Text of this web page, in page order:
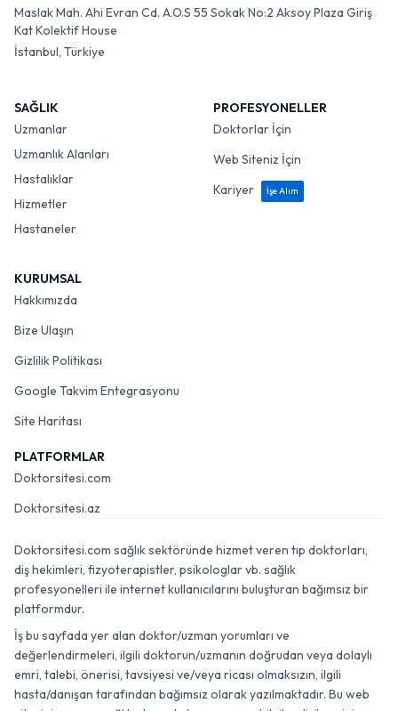
Maslak Mah. Ahi Evran Cd. A.O.S 55 Sokak No:2 Aksoy Plaza Giriş
Kat Kolektif House
İstanbul, Türkiye
SAĞLIK
Uzmanlar
Uzmanlık Alanları
Hastalıklar
Hizmetler
Hastaneler
PROFESYONELLER
Doktorlar İçin
Web Siteniz İçin
Kariyer
İşe Alım
KURUMSAL
Hakkımızda
Bize Ulaşın
Gizlilik Politikası
Google Takvim Entegrasyonu
Site Haritası
PLATFORMLAR
Doktorsitesi.com
Doktorsitesi.az
Doktorsitesi.com sağlık sektöründe hizmet veren tıp doktorları,
diş hekimleri, fizyoterapistler, psikologlar vb. sağlık
profesyonelleri ile internet kullanıcılarını buluşturan bağımsız bir
platformdur.
İş bu sayfada yer alan doktor/uzman yorumları ve
değerlendirmeleri, ilgili doktorun/uzmanın doğrudan veya dolaylı
emri, talebi, önerisi, tavsiyesi ve/veya ricası olmaksızın, ilgili
hasta/danışan tarafından bağımsız olarak yazılmaktadır. Bu web